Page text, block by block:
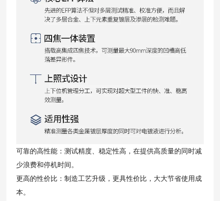
可靠的高性能：测试精度、稳定性高，在提供高质量的同时减
少浪费和停机时间。
更高的性价比：制造工艺升级，更具性价比，大大节省使用成
本。